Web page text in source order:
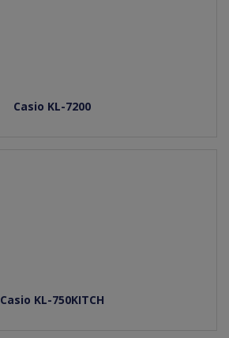
Casio KL-7200
Casio KL-750KITCH